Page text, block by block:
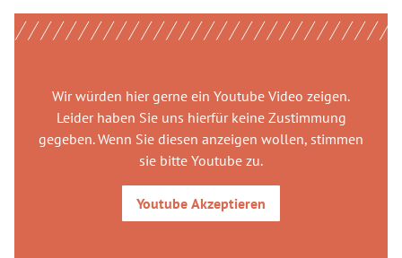
Wir würden hier gerne ein Youtube Video zeigen.
Leider haben Sie uns hierfür keine Zustimmung
gegeben. Wenn Sie diesen anzeigen wollen, stimmen
sie bitte Youtube zu.
Youtube Akzeptieren